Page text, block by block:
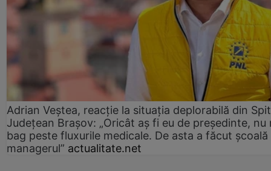
Adrian Veștea, reacție la situația deplorabilă din
Județean Brașov: „Oricât aș fi eu de președinte, nu
bag peste fluxurile medicale. De asta a făcut școală
managerul” actualitate.net